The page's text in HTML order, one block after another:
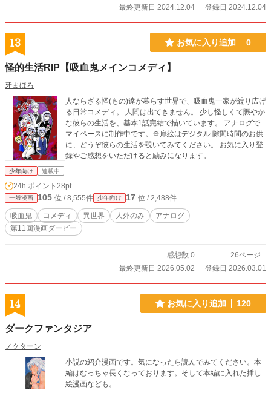
最終更新日 2024.12.04
登録日 2024.12.04
13 お気に入り追加 0
怪的生活RIP【吸血鬼メインコメディ】
牙まほろ
人ならざる怪(もの)達が暮らす世界で、吸血鬼一家が繰り広げ
る日常コメディ。 人間は出てきません。 少し怪しくて賑やか
な彼らの生活を、基本1話完結で描いています。 アナログで
マイペースに制作中です。※扉絵はデジタル 隙間時間のお供
に、どうぞ彼らの生活を覗いてみてください。 お気に入り登
録やご感想をいただけると励みになります。
少年向け 連載中
24h.ポイント 28pt
一般漫画 105 位 / 8,555件 少年向け 17 位 / 2,488件
吸血鬼 コメディ 異世界 人外のみ
アナログ
第11回漫画ダービー
感想数 0
26ページ
最終更新日 2026.05.02
登録日 2026.03.01
14 お気に入り追加 120
ダークファンタジア
ノクターン
小説の紹介漫画です。気になったら読んでみてください。本
編はむっちゃ長くなっております。そして本編に入れた挿し
絵漫画なども。